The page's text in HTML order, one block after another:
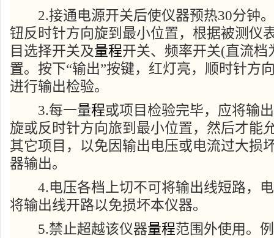
2.接通电源开关后使仪器预热30分钟。
钮反时针方向旋到最小位置，根据被测仪
目选择开关及量程开关、频率开关(直流档
置。按下“输出”按键，红灯亮，顺时针方
进行输出检验。
3.每一量程或项目检验完毕，应将输
旋或反时针方向旅到最小位置，然后才能
其它项目，以免因输出电压或电流过大损
器输出。
4.电压各档上切不可将输出线短路，电
将输出线开路以免损坏本仪器。
5.禁止超越该仪器量程范围外使用。